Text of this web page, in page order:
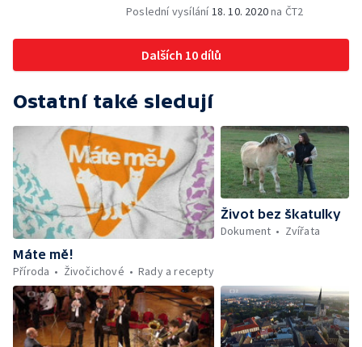
Poslední vysílání18. 10. 2020na ČT2
Dalších 10 dílů
Ostatní také sledují
Máte mě!
Příroda
Živočichové Rady a recepty
Život bez škatulky
Dokument
Zvířata